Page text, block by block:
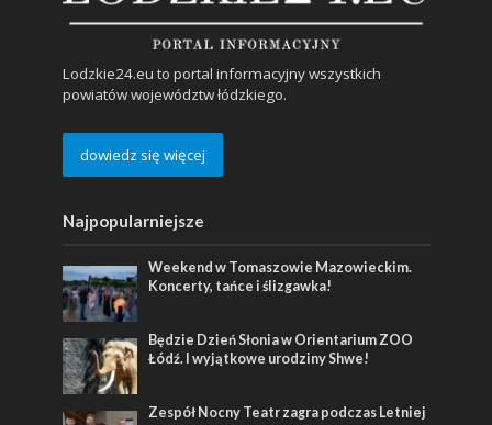
Lodzkie24.eu to portal informacyjny wszystkich
powiatów województw łódzkiego.
dowiedz się więcej
Najpopularniejsze
Weekend w Tomaszowie Mazowieckim.
Koncerty, tańce i ślizgawka!
Będzie Dzień Słonia w Orientarium ZOO
Łódź. I wyjątkowe urodziny Shwe!
Zespół Nocny Teatr zagra podczas Letniej